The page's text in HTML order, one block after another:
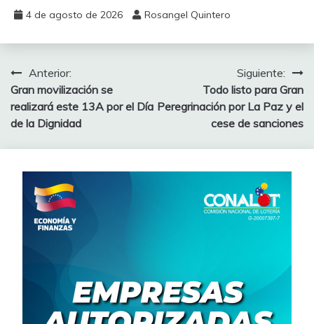
4 de agosto de 2026 Rosangel Quintero
Anterior:
Gran movilización se
realizará este 13A por el Día
de la Dignidad
Siguiente:
Todo listo para Gran
Peregrinación por La Paz y el
cese de sanciones